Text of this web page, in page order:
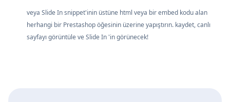
veya Slide In snippet'inin üstüne html veya bir embed kodu alan
herhangi bir Prestashop öğesinin üzerine yapıştırın. kaydet, canlı
sayfayı görüntüle ve Slide In 'in görünecek!